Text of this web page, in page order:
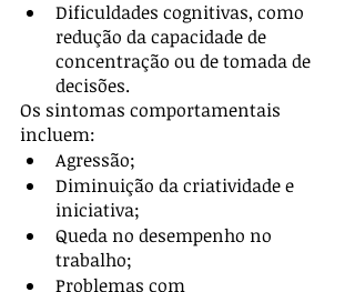
Dificuldades cognitivas, como
redução da capacidade de
concentração ou de tomada de
decisões.
Os sintomas comportamentais
incluem:
Agressão;
Diminuição da criatividade e
iniciativa;
Queda no desempenho no
trabalho;
Problemas com